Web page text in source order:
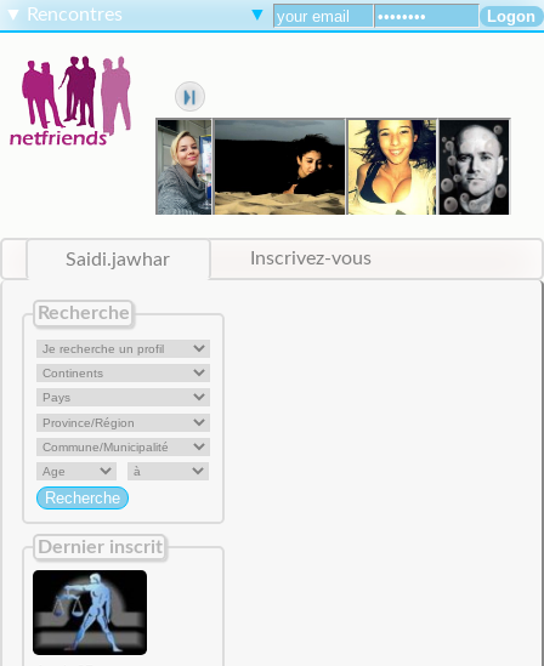
▼ Rencontres ▼
Saidi.jawhar Inscrivez-vous
Recherche
Dernier inscrit